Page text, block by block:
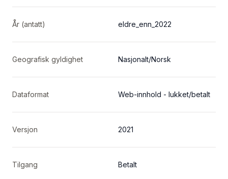
År (antatt) eldre_enn_2022
Geografisk gyldighet Nasjonalt/Norsk
Dataformat Web-innhold - lukket/betalt
Versjon 2021
Tilgang Betalt